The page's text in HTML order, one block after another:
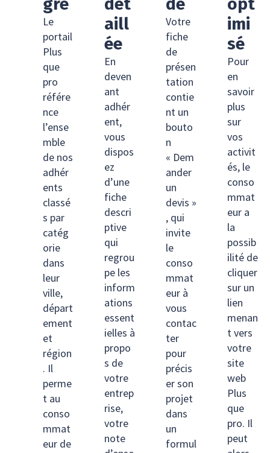
Le
portail
Plus
que
pro
référe
nce
l’ense
mble
de nos
adhér
ents
classé
s par
catég
orie
dans
leur
ville,
départ
ement
et
région
. Il
perme
t au
conso
mmat
eur de
aill
ée
En
deven
ant
adhér
ent,
vous
dispos
ez
d’une
fiche
descri
ptive
qui
regrou
pe les
inform
ations
essent
ielles à
propo
s de
votre
entrep
rise,
votre
note
Votre
fiche
de
présen
tation
contie
nt un
bouto
n
« Dem
ander
un
devis »
, qui
invite
le
conso
mmat
eur à
vous
contac
ter
pour
précis
er son
projet
dans
un
formul
imi
sé
Pour
en
savoir
plus
sur
vos
activit
és, le
conso
mmat
eur a
la
possib
ilité de
cliquer
sur un
lien
menan
t vers
votre
site
web
Plus
que
pro. Il
peut